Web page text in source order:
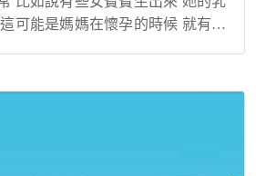
可能是媽媽在懷孕的時候 就有接